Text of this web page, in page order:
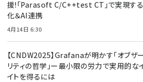
援!「Parasoft C/C++test CT」で実現す
化＆AI連携
4月14日 6:30
【CNDW2025】Grafanaが明かす「オブザ
リティの哲学」ー最小限の労力で実用的な
イトを得るには